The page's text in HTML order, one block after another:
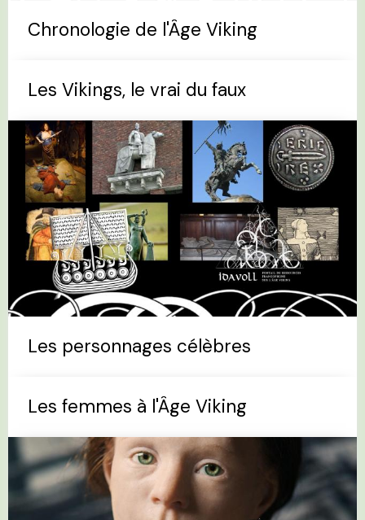
Chronologie de l'Âge Viking
Les Vikings, le vrai du faux
Les personnages célèbres
Les femmes à l'Âge Viking